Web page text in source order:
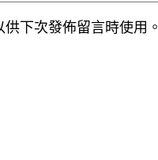
下次發佈留言時使用。